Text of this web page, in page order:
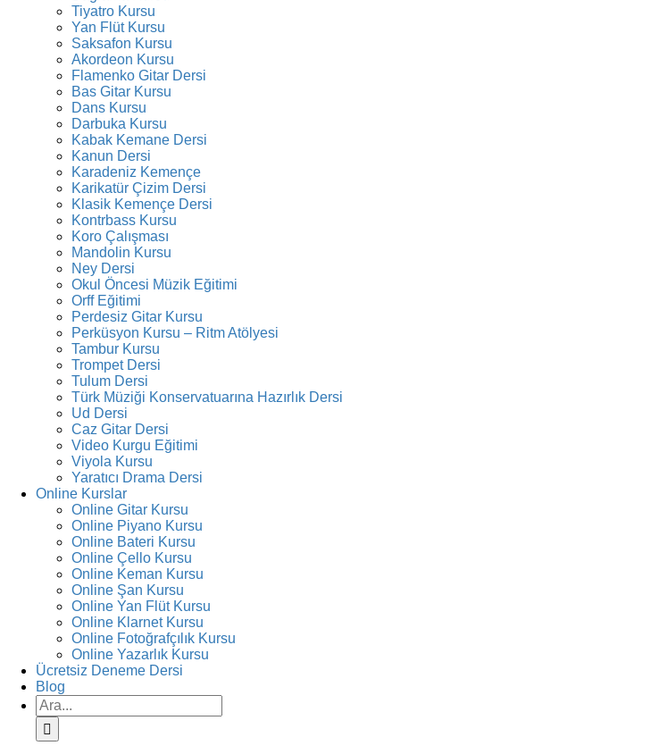
Tiyatro Kursu
Yan Flüt Kursu
Saksafon Kursu
Akordeon Kursu
Flamenko Gitar Dersi
Bas Gitar Kursu
Dans Kursu
Darbuka Kursu
Kabak Kemane Dersi
Kanun Dersi
Karadeniz Kemençe
Karikatür Çizim Dersi
Klasik Kemençe Dersi
Kontrbass Kursu
Koro Çalışması
Mandolin Kursu
Ney Dersi
Okul Öncesi Müzik Eğitimi
Orff Eğitimi
Perdesiz Gitar Kursu
Perküsyon Kursu – Ritm Atölyesi
Tambur Kursu
Trompet Dersi
Tulum Dersi
Türk Müziği Konservatuarına Hazırlık Dersi
Ud Dersi
Caz Gitar Dersi
Video Kurgu Eğitimi
Viyola Kursu
Yaratıcı Drama Dersi
Online Kurslar
Online Gitar Kursu
Online Piyano Kursu
Online Bateri Kursu
Online Çello Kursu
Online Keman Kursu
Online Şan Kursu
Online Yan Flüt Kursu
Online Klarnet Kursu
Online Fotoğrafçılık Kursu
Online Yazarlık Kursu
Ücretsiz Deneme Dersi
Blog
Ara: